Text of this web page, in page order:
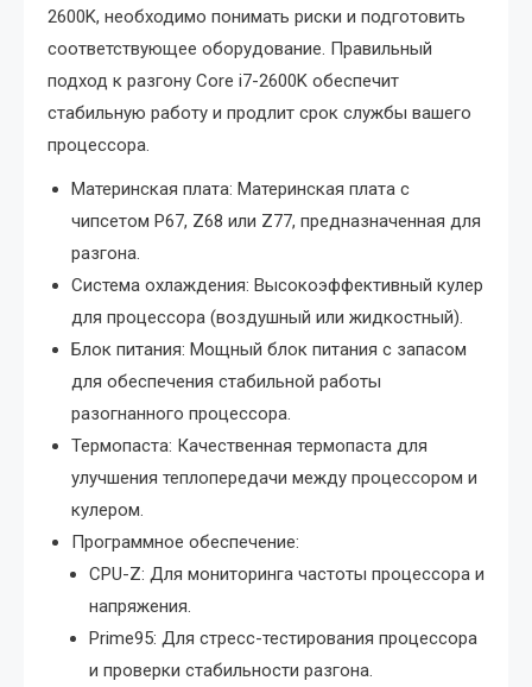
2600K, необходимо понимать риски и подготовить
соответствующее оборудование. Правильный
подход к разгону Core i7-2600K обеспечит
стабильную работу и продлит срок службы вашего
процессора.
Материнская плата: Материнская плата с
чипсетом P67, Z68 или Z77, предназначенная для
разгона.
Система охлаждения: Высокоэффективный кулер
для процессора (воздушный или жидкостный).
Блок питания: Мощный блок питания с запасом
для обеспечения стабильной работы
разогнанного процессора.
Термопаста: Качественная термопаста для
улучшения теплопередачи между процессором и
кулером.
Программное обеспечение:
CPU-Z: Для мониторинга частоты процессора и
напряжения.
Prime95: Для стресс-тестирования процессора
и проверки стабильности разгона.